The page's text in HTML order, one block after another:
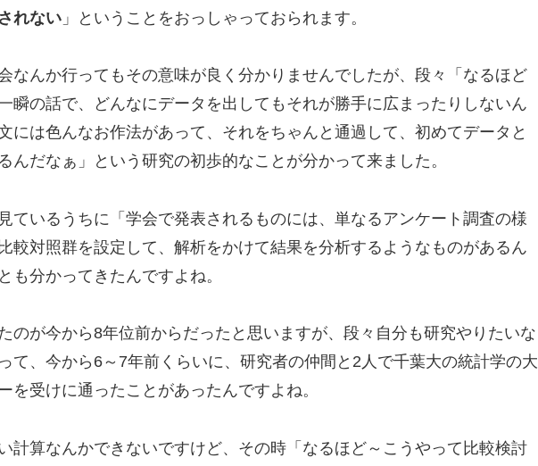
れない」ということをおっしゃっておられます。
なんか行ってもその意味が良く分かりませんでしたが、段々「なるほど
瞬の話で、どんなにデータを出してもそれが勝手に広まったりしないん
には色んなお作法があって、それをちゃんと通過して、初めてデータと
んだなぁ」という研究の初歩的なことが分かって来ました。
ているうちに「学会で発表されるものには、単なるアンケート調査の様
較対照群を設定して、解析をかけて結果を分析するようなものがあるん
も分かってきたんですよね。
のが今から8年位前からだったと思いますが、段々自分も研究やりたいな
て、今から6～7年前くらいに、研究者の仲間と2人で千葉大の統計学の大
を受けに通ったことがあったんですよね。
計算なんかできないですけど、その時「なるほど～こうやって比較検討